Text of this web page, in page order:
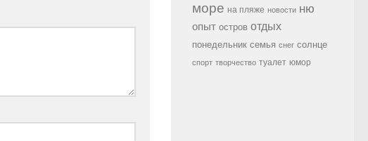
море на пляже новости ню
опыт остров отдых
понедельник семья снег солнце
спорт творчество туалет юмор